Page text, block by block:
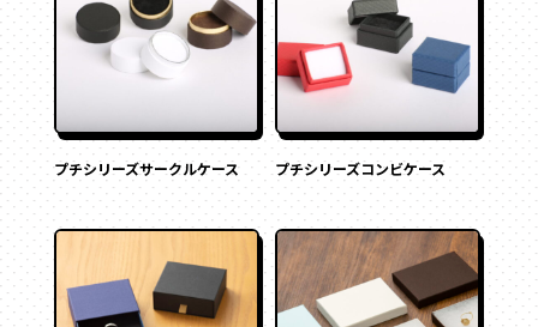
プチシリーズサークルケース プチシリーズコンビケース